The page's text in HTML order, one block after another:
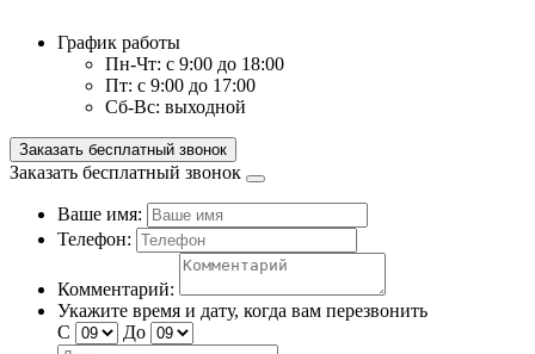
График работы
Пн-Чт: с 9:00 до 18:00
Пт: с 9:00 до 17:00
Сб-Вс: выходной
Заказать бесплатный звонок
Заказать бесплатный звонок
Ваше имя:
Телефон:
Комментарий:
Укажите время и дату, когда вам перезвонить
С
До